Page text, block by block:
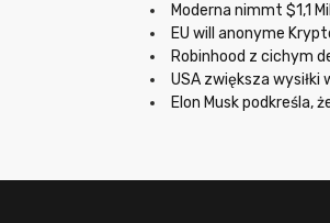
Moderna nimmt $1,1
EU will anonyme
Robinhood z cichym
USA zwiększa
Elon Musk podkreśla,